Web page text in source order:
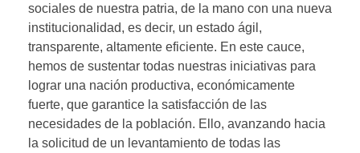
sociales de nuestra patria, de la mano con una nueva
institucionalidad, es decir, un estado ágil,
transparente, altamente eficiente. En este cauce,
hemos de sustentar todas nuestras iniciativas para
lograr una nación productiva, económicamente
fuerte, que garantice la satisfacción de las
necesidades de la población. Ello, avanzando hacia
la solicitud de un levantamiento de todas las